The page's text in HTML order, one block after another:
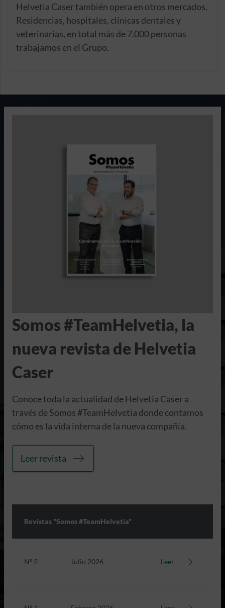
Helvetia Caser también opera en otros mercados,
Residencias, hospitales, clínicas dentales y
veterinarias, en total más de 7.000 personas
trabajamos en el Grupo.
Somos #TeamHelvetia, la
nueva revista de Helvetia
Caser
Conoce toda la actualidad de Helvetia Caser a
través de Somos #TeamHelvetia donde contamos
cómo es la vida interna de la nueva compañía.
Leer revista
Revistas "Somos #TeamHelvetia"
Nº 2 Julio 2026 Leer